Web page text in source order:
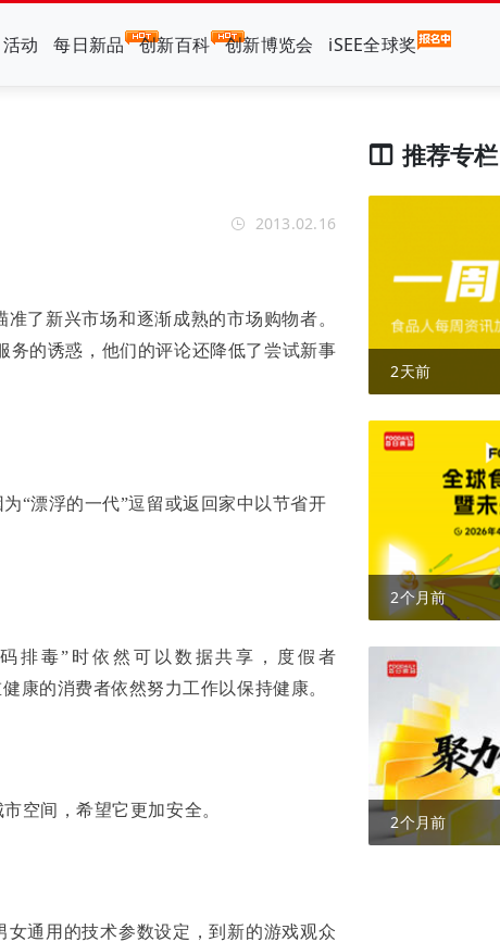
活动 每日新品 创新百科 创新博览会 iSEE全球奖
2013.02.16
了新兴市场和逐渐成熟的市场购物者。
务的诱惑，他们的评论还降低了尝试新事
“漂浮的一代”逗留或返回家中以节省开
排毒”时依然可以数据共享，度假者
的消费者依然努力工作以保持健康。
空间，希望它更加安全。
通用的技术参数设定，到新的游戏观众
推荐专栏
2天前
2个月前
2个月前